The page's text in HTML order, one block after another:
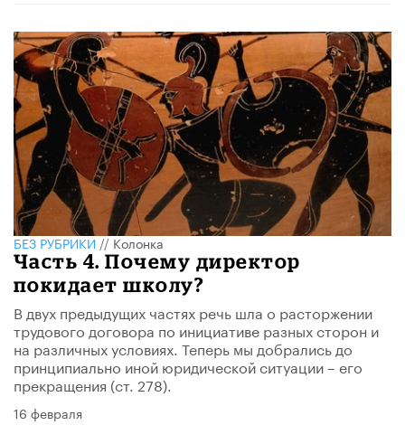
БЕЗ РУБРИКИ//Колонка
Часть 4. Почему директор
покидает школу?
В двух предыдущих частях речь шла о расторжении
трудового договора по инициативе разных сторон и
на различных условиях. Теперь мы добрались до
принципиально иной юридической ситуации – его
прекращения (ст. 278).
16 февраля